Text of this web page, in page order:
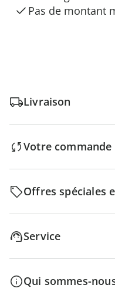
Pas de montant
Livraison
Votre commande
Offres spéciales
Service
Qui sommes-